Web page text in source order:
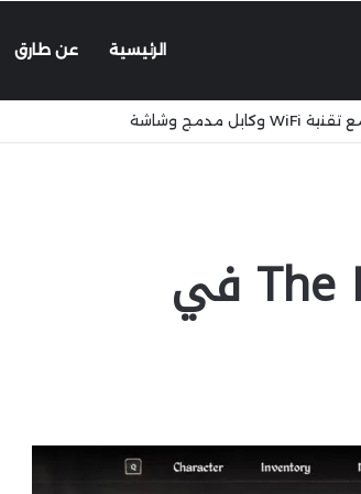
الرئيسية عن طارق
دليل مهمة The Path Of Dawn في